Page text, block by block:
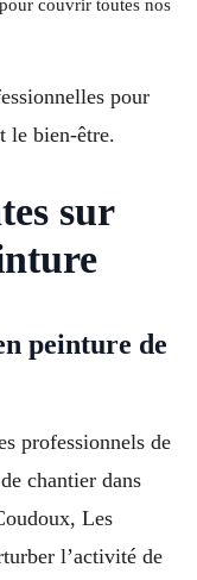
couvrir toutes nos
pour
le bien-être.
sur
peinture de
professionnels de
chantier dans
Les
l’activité de